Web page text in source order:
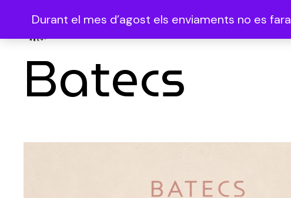
Batecs
Durant el mes d’agost els enviaments no es